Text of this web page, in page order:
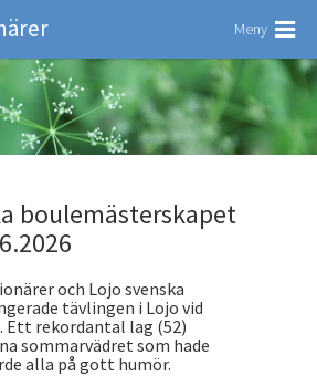
Meny
boulemästerskapet
och Lojo svenska
tävlingen i Lojo vid
Ett rekordantal lag (52)
sommarvädret som hade
alla på gott humör.